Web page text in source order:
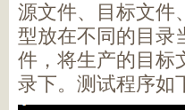
源文件、目标文件
型放在不同的目录
件，将生产的目标
录下。测试程序如